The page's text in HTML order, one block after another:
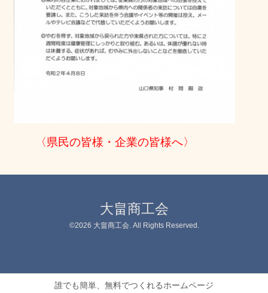
〈県民の皆様・企業の皆様へ〉
大畠商工会
©2026 大畠商工会. All Rights Reserved.
誰でも簡単、無料でつくれるホームページ